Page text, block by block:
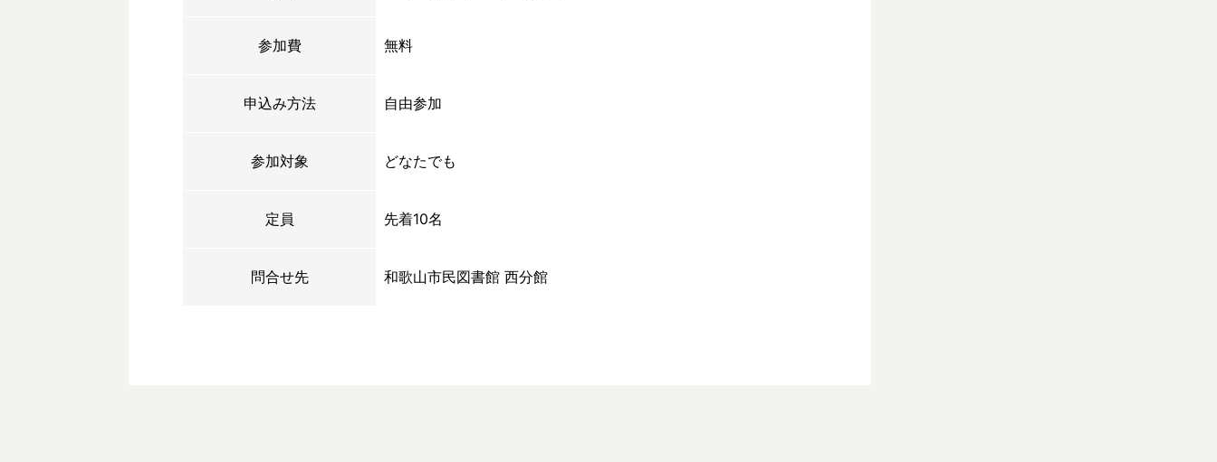
参加費 無料
申込み方法 自由参加
参加対象 どなたでも
定員 先着10名
問合せ先 和歌山市民図書館 西分館